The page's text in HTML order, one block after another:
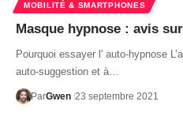
MOBILITÉ & SMARTPHONES
Masque hypnose : avis
Pourquoi essayer l' auto-hypnose
auto-suggestion et à…
ParGwen 23 septembre 2021